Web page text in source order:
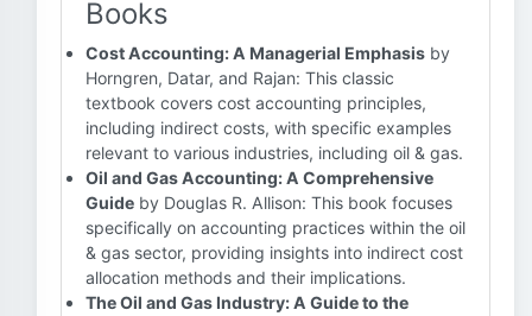
Books
Cost Accounting: A Managerial Emphasis by
Horngren, Datar, and Rajan: This classic
textbook covers cost accounting principles,
including indirect costs, with specific examples
relevant to various industries, including oil & gas.
Oil and Gas Accounting: A Comprehensive
Guide by Douglas R. Allison: This book focuses
specifically on accounting practices within the oil
& gas sector, providing insights into indirect cost
allocation methods and their implications.
The Oil and Gas Industry: A Guide to the